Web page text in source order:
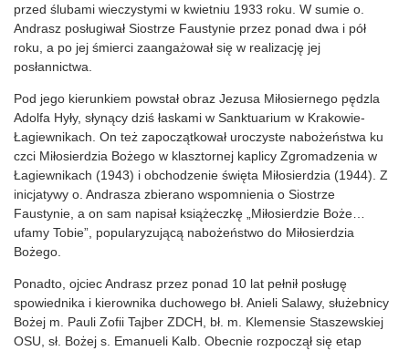
przed ślubami wieczystymi w kwietniu 1933 roku. W sumie o.
Andrasz posługiwał Siostrze Faustynie przez ponad dwa i pół
roku, a po jej śmierci zaangażował się w realizację jej
posłannictwa.
Pod jego kierunkiem powstał obraz Jezusa Miłosiernego pędzla
Adolfa Hyły, słynący dziś łaskami w Sanktuarium w Krakowie-
Łagiewnikach. On też zapoczątkował uroczyste nabożeństwa ku
czci Miłosierdzia Bożego w klasztornej kaplicy Zgromadzenia w
Łagiewnikach (1943) i obchodzenie święta Miłosierdzia (1944). Z
inicjatywy o. Andrasza zbierano wspomnienia o Siostrze
Faustynie, a on sam napisał książeczkę „Miłosierdzie Boże…
ufamy Tobie”, popularyzującą nabożeństwo do Miłosierdzia
Bożego.
Ponadto, ojciec Andrasz przez ponad 10 lat pełnił posługę
spowiednika i kierownika duchowego bł. Anieli Salawy, służebnicy
Bożej m. Pauli Zofii Tajber ZDCH, bł. m. Klemensie Staszewskiej
OSU, sł. Bożej s. Emanueli Kalb. Obecnie rozpoczął się etap